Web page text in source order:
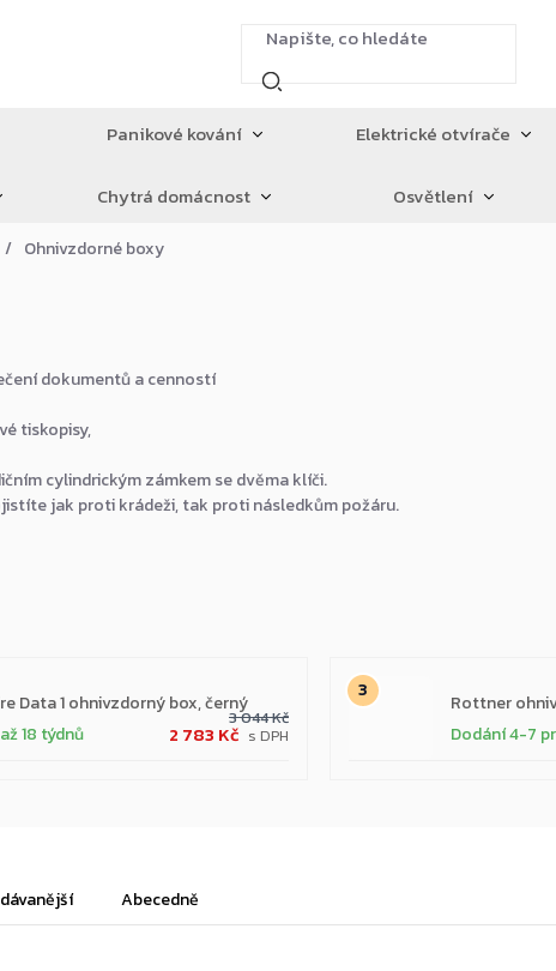
Panikové kování Elektrické otvírače
Chytrá domácnost Osvětlení
Ohnivzdorné boxy
dokumentů a cenností
tiskopisy,
cylindrickým zámkem se dvěma klíči.
jak proti krádeži, tak proti následkům požáru.
Data 1 ohnivzdorný box, černý
18 týdnů
3 044 Kč
2 783 Kč
Rottner
Dodání 4-7
Abecedně